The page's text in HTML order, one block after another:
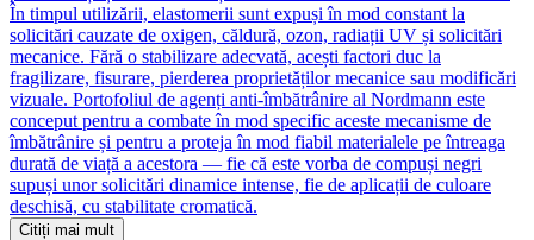
În timpul utilizării, elastomerii sunt expuși în mod constant la
solicitări cauzate de oxigen, căldură, ozon, radiații UV și solicitări
mecanice. Fără o stabilizare adecvată, acești factori duc la
fragilizare, fisurare, pierderea proprietăților mecanice sau modificări
vizuale. Portofoliul de agenți anti-îmbătrânire al Nordmann este
conceput pentru a combate în mod specific aceste mecanisme de
îmbătrânire și pentru a proteja în mod fiabil materialele pe întreaga
durată de viață a acestora — fie că este vorba de compuși negri
supuși unor solicitări dinamice intense, fie de aplicații de culoare
deschisă, cu stabilitate cromatică.
Citiți mai mult